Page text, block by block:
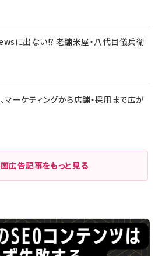
に出ない!? 老舗米屋・八代目儀兵衛
マーケティングから店舗・採用まで広が
広告記事をもっと見る